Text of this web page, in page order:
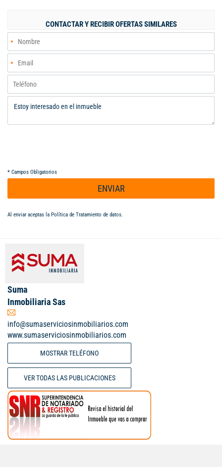
alcobas, 1 baño, sala comedor, cocina sencilla, zona de oficios,
balcón. Área: 110 m². Servicios públicos independientes por
piso. En la actualidad, el inmueble generando renta con un
ingreso mensual de $2.200.000 mensuales. Valor de venta:
$350.000.000. Para más información, comuníquese al PBX (602)
5532727 / 315 4596112 / 315 2566180. Código interno:
V464222
CONTACTAR Y RECIBIR OFERTAS SIMILARES
* Campos Obligatorios
ENVIAR
Al enviar aceptas la Política de Tratamiento de datos.
Suma
Inmobiliaria Sas
info@sumaserviciosinmobiliarios.com
www.sumaserviciosinmobiliarios.com
MOSTRAR TELÉFONO
VER TODAS LAS PUBLICACIONES